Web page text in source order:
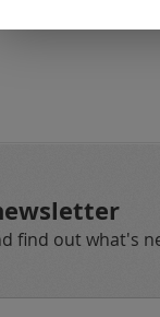
find out what's